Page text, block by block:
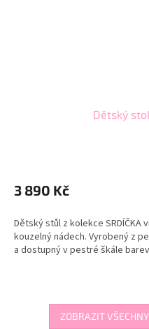
Dětský
3 890 Kč
Dětský stůl z kolekce
kouzelný nádech. Vyrobený z
a dostupný v pestré škále
ZOBRAZIT